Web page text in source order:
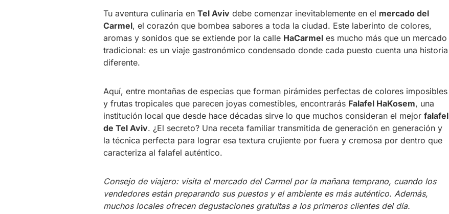
Tu aventura culinaria en Tel Aviv debe comenzar inevitablemente en el mercado del
Carmel, el corazón que bombea sabores a toda la ciudad. Este laberinto de colores,
aromas y sonidos que se extiende por la calle HaCarmel es mucho más que un mercado
tradicional: es un viaje gastronómico condensado donde cada puesto cuenta una historia
diferente.
Aquí, entre montañas de especias que forman pirámides perfectas de colores imposibles
y frutas tropicales que parecen joyas comestibles, encontrarás Falafel HaKosem, una
institución local que desde hace décadas sirve lo que muchos consideran el mejor falafel
de Tel Aviv. ¿El secreto? Una receta familiar transmitida de generación en generación y
la técnica perfecta para lograr esa textura crujiente por fuera y cremosa por dentro que
caracteriza al falafel auténtico.
Consejo de viajero: visita el mercado del Carmel por la mañana temprano, cuando los
vendedores están preparando sus puestos y el ambiente es más auténtico. Además,
muchos locales ofrecen degustaciones gratuitas a los primeros clientes del día.